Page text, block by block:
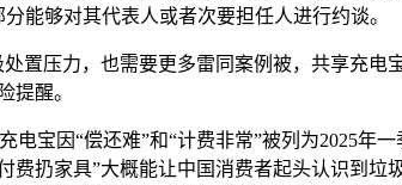
能够对其代表人或者次要担任人进行约谈。
压力，也需要更多雷同案例被，共享充电
提醒。
因“偿还难”和“计费非常”被列为2025年
扔家具”大概能让中国消费者起头认识到垃